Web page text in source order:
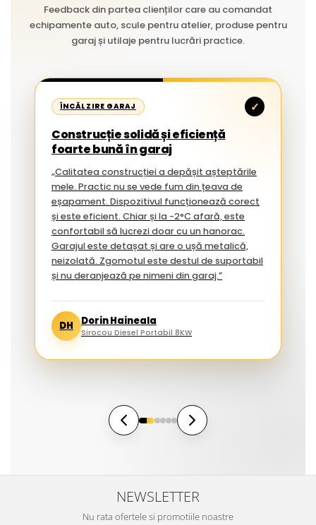
Feedback din partea clienților care au comandat
echipamente auto, scule pentru atelier, produse pentru
garaj și utilaje pentru lucrări practice.
ÎNCĂLZIRE GARAJ ✓
Construcție solidă și eficiență
foarte bună în garaj
„Calitatea construcției a depășit așteptările
mele. Practic nu se vede fum din țeava de
eșapament. Dispozitivul funcționează corect
și este eficient. Chiar și la -2°C afară, este
confortabil să lucrezi doar cu un hanorac.
Garajul este detașat și are o ușă metalică,
neizolată. Zgomotul este destul de suportabil
și nu deranjează pe nimeni din garaj.”
DH Dorin Haineala
Sirocou Diesel Portabil 8KW
NEWSLETTER
Nu rata ofertele si promotiile noastre